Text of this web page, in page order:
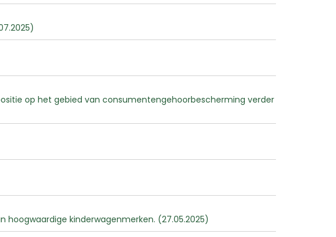
op het gebied van consumentengehoorbescherming verder
hoogwaardige kinderwagenmerken. (27.05.2025)